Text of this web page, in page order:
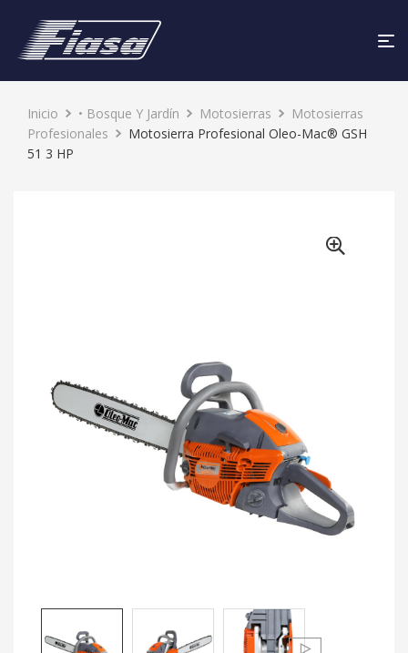
Inicio • Bosque Y Jardín Motosierras
Motosierras
Profesionales
Motosierra Profesional Oleo-Mac® GSH
51 3 HP